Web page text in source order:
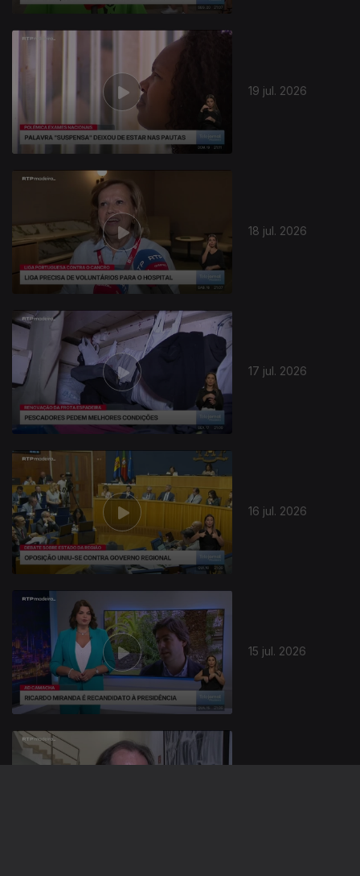
19 jul. 2026
18 jul. 2026
17 jul. 2026
16 jul. 2026
15 jul. 2026
942766